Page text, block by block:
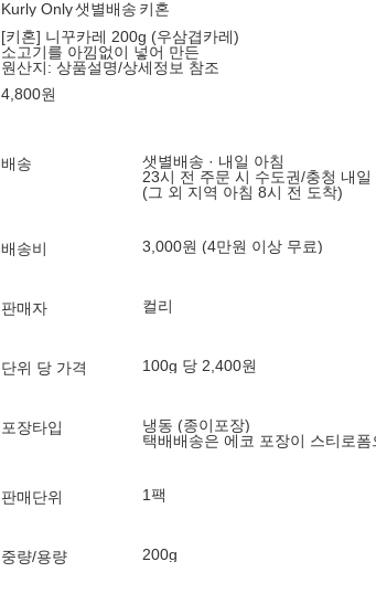
Kurly Only샛별배송 키혼
[키혼] 니꾸카레 200g (우삼겹카레)
소고기를 아낌없이 넣어 만든
원산지: 상품설명/상세정보 참조
4,800원
배송
샛별배송 · 내일 아침
23시 전 주문 시 수도권/충청 내
(그 외 지역 아침 8시 전 도착)
배송비 3,000원 (4만원 이상 무료)
판매자 컬리
단위 당 가격 100g 당 2,400원
포장타입
냉동 (종이포장)
택배배송은 에코 포장이 스티로폼
판매단위 1팩
중량/용량 200g